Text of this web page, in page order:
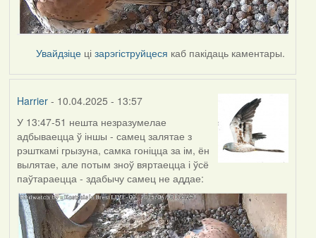
Увайдзіце цізарэгіструйцеся каб пакідаць каментары.
Harrier- 10.04.2025 - 13:57
У 13:47-51 нешта незразумелае
адбываецца ў іншы - самец залятае з
рэшткамі грызуна, самка гоніцца за ім, ён
вылятае, але потым зноў вяртаецца і ўсё
паўтараецца - здабычу самец не аддае: